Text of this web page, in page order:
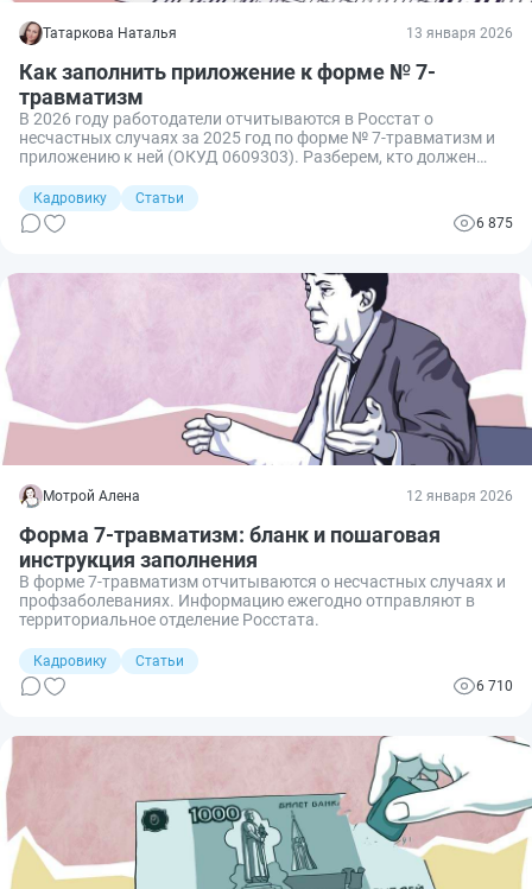
Татаркова Наталья 13 января 2026
Как заполнить приложение к форме № 7-
травматизм
В 2026 году работодатели отчитываются в Росстат о
несчастных случаях за 2025 год по форме № 7‑травматизм и
приложению к ней (ОКУД 0609303). Разберем, кто должен
вопросов и как составить отчет без ошибок и штрафов.
Кадровику
Статьи
6 875
Мотрой Алена 12 января 2026
Форма 7-травматизм: бланк и пошаговая
инструкция заполнения
В форме 7-травматизм отчитываются о несчастных случаях и
профзаболеваниях. Информацию ежегодно отправляют в
территориальное отделение Росстата.
Кадровику
Статьи
6 710